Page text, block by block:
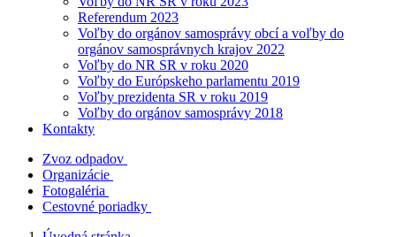
Referendum 2023
Voľby do orgánov samosprávy obcí a voľby do
orgánov samosprávnych krajov 2022
Voľby do NR SR v roku 2020
Voľby do Európskeho parlamentu 2019
Voľby prezidenta SR v roku 2019
Voľby do orgánov samosprávy 2018
Kontakty
Zvoz odpadov
Organizácie
Fotogaléria
Cestovné poriadky